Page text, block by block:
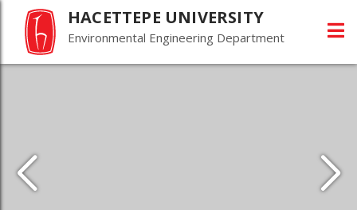
HACETTEPE UNIVERSITY
Environmental Engineering Department